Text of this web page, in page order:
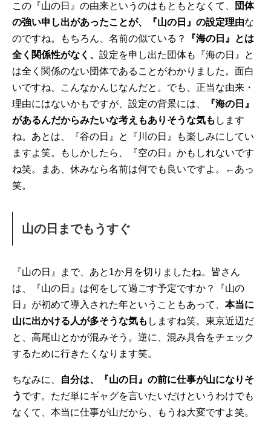
この『山の日』の由来というのはもともとなくて、
団体
の強い申し出があったことが、『山の日』の設定理由な
のですね。もちろん、名前の似ている？
『海の日』とは
全く関係性がなく、 設定を申し出た団体も『海の日』と
は全く関係のない団体であることがわかりました。面白
いですね、こんなかんじなんだと。でも、正当な由来・
理由にはないかもですが、設定の背景には、
『海の日』
があるんだからみたいな考えもありそうな気も します
ね。あとは、『谷の日』と『川の日』も楽しみにしてい
ますよ笑。もしかしたら、『空の日』かもしれないです
ね笑。まあ、休みなら名前は何でも良いですよ。←あっ
笑。
山の日までもうすぐ
『山の日』まで、あと1か月を切りましたね。皆さん
は、『山の日』は何をして過ごす予定ですか？『山の
日』が初めて導入された年ということもあって、 本当に
山に出かける人が多そうな気も しますね笑。東京近辺だ
と、高尾山とかが混みそう。逆に、混み具合をチェック
するために行きたくなります笑。
ちなみに、
自分は、『山の日』の前に仕事が山になりそ
う です。ただ単にギャグを言いたいだけというわけでも
なくて、本当に仕事が山だから、もうね大変ですよ笑。